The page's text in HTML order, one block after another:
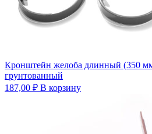
Кронштейн желоба длинный (350
грунтованный
187,00 ₽ В корзину